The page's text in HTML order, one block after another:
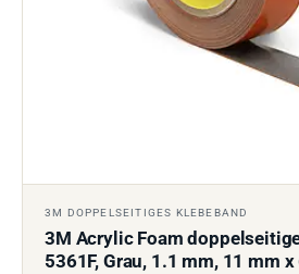
3M DOPPELSEITIGES KLEBEBAND
3M Acrylic Foam
5361F, Grau, 1.1 mm, 11 mm x